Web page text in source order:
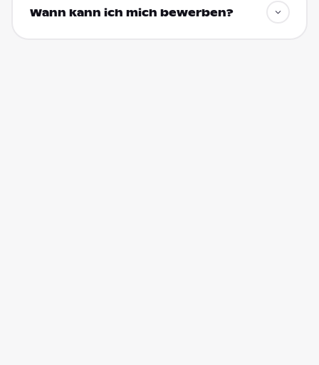
Wann kann ich mich bewerben?